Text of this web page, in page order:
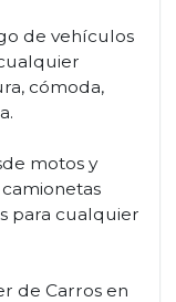
de vehículos
cómoda,
motos y
para cualquier
de Carros en